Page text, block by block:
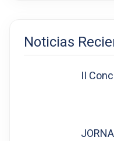
Noticias
II